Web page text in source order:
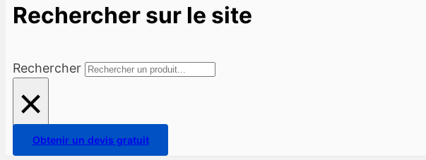
Rechercher sur le site
Rechercher
×
Obtenir un devis gratuit